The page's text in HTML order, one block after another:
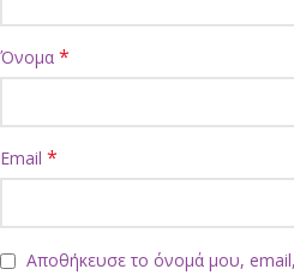
Όνομα *
Email *
Αποθήκευσε το όνομά μου,